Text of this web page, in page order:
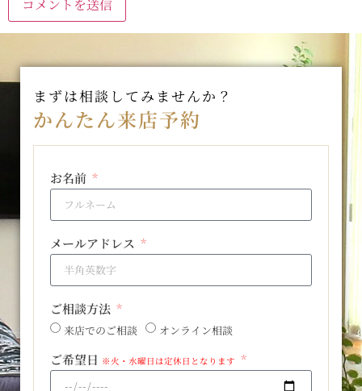
まずは相談してみませんか？
かんたん来店予約
お名前
メールアドレス
ご相談方法
来店でのご相談 オンライン相談
ご希望日 ※火・水曜日は定休日となります